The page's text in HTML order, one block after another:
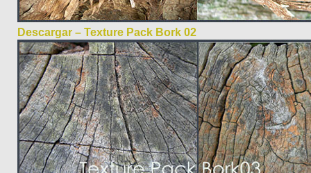
Descargar – Texture Pack Bork 02